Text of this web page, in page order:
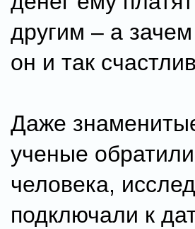
другим – а
он и так
Даже
ученые
человека,
подключали к